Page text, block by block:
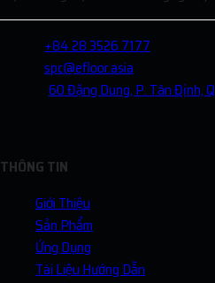
+84 28 3526 7177
spc@efloor.asia
60 Đặng Dung, P. Tân Định,
THÔNG TIN
Giới Thiệu
Sản Phẩm
Ứng Dụng
Tài Liệu Hướng Dẫn